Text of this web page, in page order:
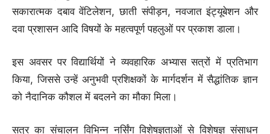
सकारात्मक दबाव वेंटिलेशन, छाती संपीड़न, नवजात इंट्यूबेशन और
दवा प्रशासन आदि विषयों के महत्वपूर्ण पहलुओं पर प्रकाश डाला।
इस अवसर पर विद्यार्थियों ने व्यवहारिक अभ्यास सत्रों में प्रतिभाग
किया, जिससे उन्हें अनुभवी प्रशिक्षकों के मार्गदर्शन में सैद्धांतिक ज्ञान
को नैदानिक कौशल में बदलने का मौका मिला।
सत्र का संचालन विभिन्न नर्सिंग विशेषज्ञताओं से विशेषज्ञ संसाधन